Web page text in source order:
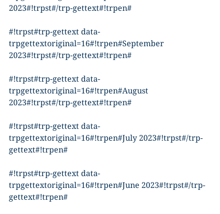
2023#!trpst#/trp-gettext#!trpen#
#!trpst#trp-gettext data-
trpgettextoriginal=16#!trpen#September
2023#!trpst#/trp-gettext#!trpen#
#!trpst#trp-gettext data-
trpgettextoriginal=16#!trpen#August
2023#!trpst#/trp-gettext#!trpen#
#!trpst#trp-gettext data-
trpgettextoriginal=16#!trpen#July 2023#!trpst#/trp-
gettext#!trpen#
#!trpst#trp-gettext data-
trpgettextoriginal=16#!trpen#June 2023#!trpst#/trp-
gettext#!trpen#